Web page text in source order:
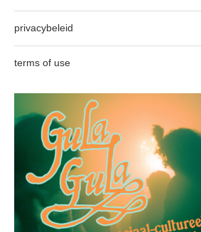
privacybeleid
terms of use